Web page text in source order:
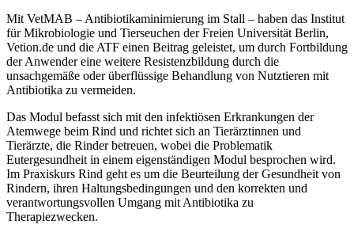
Mit VetMAB – Antibiotikaminimierung im Stall – haben das Institut
für Mikrobiologie und Tierseuchen der Freien Universität Berlin,
Vetion.de und die ATF einen Beitrag geleistet, um durch Fortbildung
der Anwender eine weitere Resistenzbildung durch die
unsachgemäße oder überflüssige Behandlung von Nutztieren mit
Antibiotika zu vermeiden.
Das Modul befasst sich mit den infektiösen Erkrankungen der
Atemwege beim Rind und richtet sich an Tierärztinnen und
Tierärzte, die Rinder betreuen, wobei die Problematik
Eutergesundheit in einem eigenständigen Modul besprochen wird.
Im Praxiskurs Rind geht es um die Beurteilung der Gesundheit von
Rindern, ihren Haltungsbedingungen und den korrekten und
verantwortungsvollen Umgang mit Antibiotika zu
Therapiezwecken.